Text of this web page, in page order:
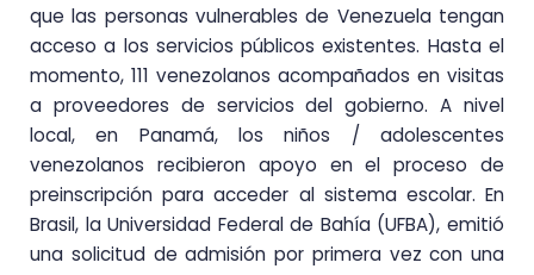
que las personas vulnerables de Venezuela tengan
acceso a los servicios públicos existentes. Hasta el
momento, 111 venezolanos acompañados en visitas
a proveedores de servicios del gobierno. A nivel
local, en Panamá, los niños / adolescentes
venezolanos recibieron apoyo en el proceso de
preinscripción para acceder al sistema escolar. En
Brasil, la Universidad Federal de Bahía (UFBA), emitió
una solicitud de admisión por primera vez con una